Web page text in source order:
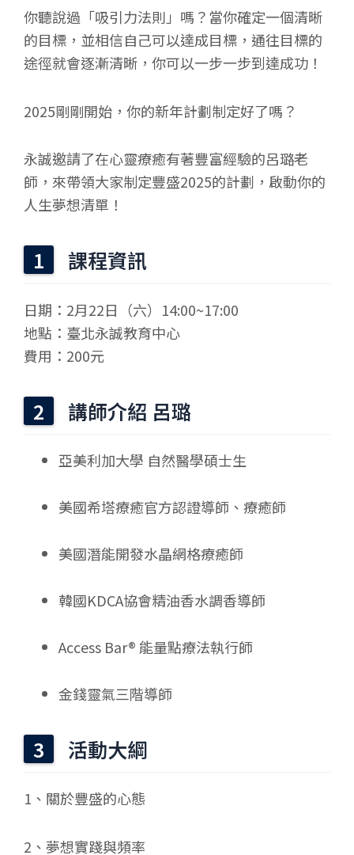
你聽說過「吸引力法則」嗎？當你確定一個清晰
的目標，並相信自己可以達成目標，通往目標的
途徑就會逐漸清晰，你可以一步一步到達成功！
2025剛剛開始，你的新年計劃制定好了嗎？
永誠邀請了在心靈療癒有著豐富經驗的呂璐老
師，來帶領大家制定豐盛2025的計劃，啟動你的
人生夢想清單！
課程資訊
日期：2月22日（六）14:00~17:00
地點：臺北永誠教育中心
費用：200元
講師介紹 呂璐
亞美利加大學 自然醫學碩士生
美國希塔療癒官方認證導師、療癒師
美國潛能開發水晶網格療癒師
韓國KDCA協會精油香水調香導師
Access Bar® 能量點療法執行師
金錢靈氣三階導師
活動大綱
1、關於豐盛的心態
2、夢想實踐與頻率